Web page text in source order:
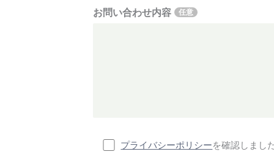
お問い合わせ内容 任意
プライバシーポリシーを確認しまし